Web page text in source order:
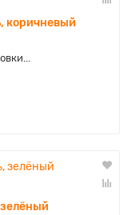
коричневый